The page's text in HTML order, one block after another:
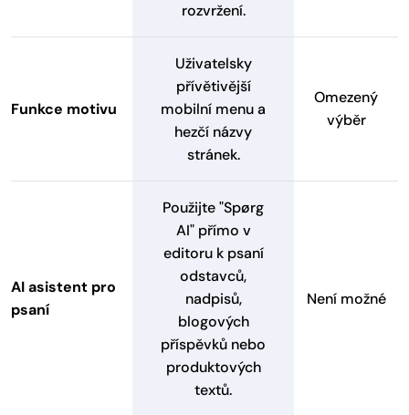
rozvržení.
Funkce motivu
Uživatelsky
přívětivější
mobilní menu a
hezčí názvy
stránek.
Omezený
výběr
AI asistent pro
psaní
Použijte "Spørg
AI" přímo v
editoru k psaní
odstavců,
nadpisů,
blogových
příspěvků nebo
produktových
textů.
Není možné